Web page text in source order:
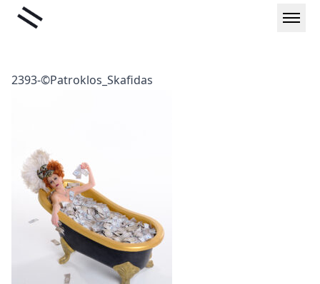
Μετάβαση
Liminal
2393-©Patroklos_Skafidas